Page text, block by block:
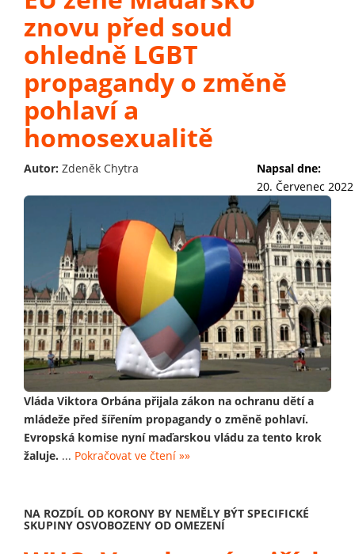
znovu před soud
ohledně LGBT
propagandy o změně
pohlaví a
homosexualitě
Autor: Zdeněk Chytra
Napsal dne:
20. Červenec 2022
Vláda Viktora Orbána přijala zákon na ochranu dětí a
mládeže před šířením propagandy o změně pohlaví.
Evropská komise nyní maďarskou vládu za tento krok
žaluje. ... Pokračovat ve čtení »»
NA ROZDÍL OD KORONY BY NEMĚLY BÝT SPECIFICKÉ
SKUPINY OSVOBOZENY OD OMEZENÍ